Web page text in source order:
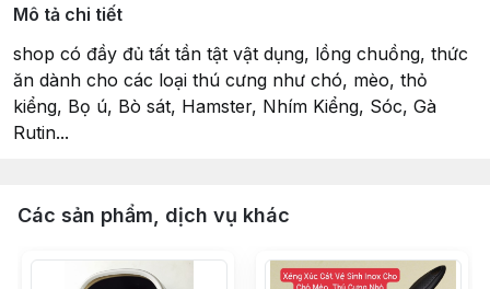
Mô tả chi tiết
shop có đầy đủ tất tần tật vật dụng, lồng chuồng, thức
ăn dành cho các loại thú cưng như chó, mèo, thỏ
kiểng, Bọ ú, Bò sát, Hamster, Nhím Kiểng, Sóc, Gà
Rutin...
Các sản phẩm, dịch vụ khác